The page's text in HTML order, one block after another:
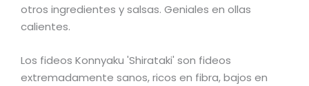
otros ingredientes y salsas. Geniales en ollas
calientes.
Los fideos Konnyaku 'Shirataki' son fideos
extremadamente sanos, ricos en fibra, bajos en